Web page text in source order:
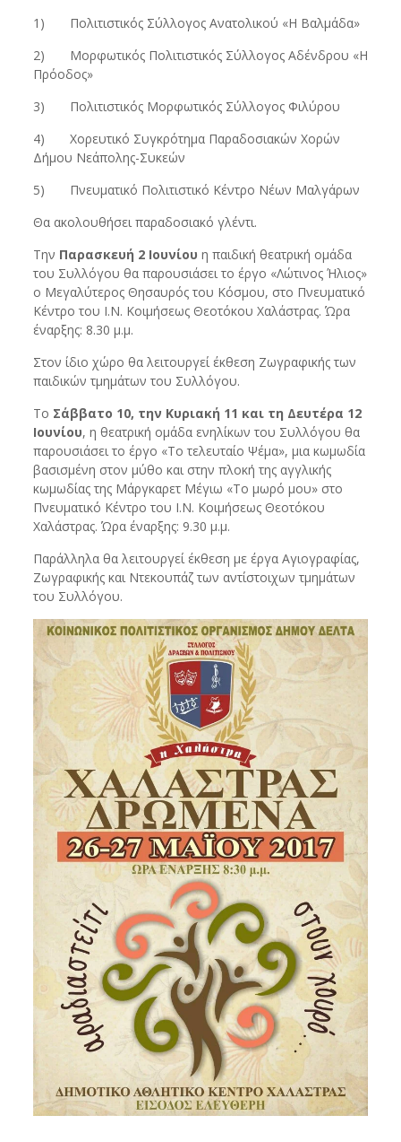
1) Πολιτιστικός Σύλλογος Ανατολικού «Η Βαλμάδα»
2) Μορφωτικός Πολιτιστικός Σύλλογος Αδένδρου «Η
Πρόοδος»
3) Πολιτιστικός Μορφωτικός Σύλλογος Φιλύρου
4) Χορευτικό Συγκρότημα Παραδοσιακών Χορών
Δήμου Νεάπολης-Συκεών
5) Πνευματικό Πολιτιστικό Κέντρο Νέων Μαλγάρων
Θα ακολουθήσει παραδοσιακό γλέντι.
Την Παρασκευή 2 Ιουνίου η παιδική θεατρική ομάδα
του Συλλόγου θα παρουσιάσει το έργο «Λώτινος Ήλιος»
ο Μεγαλύτερος Θησαυρός του Κόσμου, στο Πνευματικό
Κέντρο του Ι.Ν. Κοιμήσεως Θεοτόκου Χαλάστρας. Ώρα
έναρξης: 8.30 μ.μ.
Στον ίδιο χώρο θα λειτουργεί έκθεση Ζωγραφικής των
παιδικών τμημάτων του Συλλόγου.
Το Σάββατο 10, την Κυριακή 11 και τη Δευτέρα 12
Ιουνίου, η θεατρική ομάδα ενηλίκων του Συλλόγου θα
παρουσιάσει το έργο «Το τελευταίο Ψέμα», μια κωμωδία
βασισμένη στον μύθο και στην πλοκή της αγγλικής
κωμωδίας της Μάργκαρετ Μέγιω «Το μωρό μου» στο
Πνευματικό Κέντρο του Ι.Ν. Κοιμήσεως Θεοτόκου
Χαλάστρας. Ώρα έναρξης: 9.30 μ.μ.
Παράλληλα θα λειτουργεί έκθεση με έργα Αγιογραφίας,
Ζωγραφικής και Ντεκουπάζ των αντίστοιχων τμημάτων
του Συλλόγου.